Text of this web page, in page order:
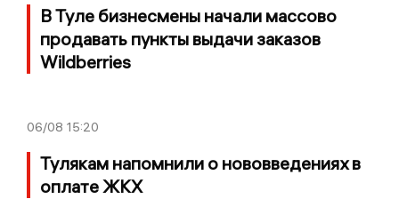
В Туле бизнесмены начали массово
продавать пункты выдачи заказов
Wildberries
06/08 15:20
Тулякам напомнили о нововведениях в
оплате ЖКХ